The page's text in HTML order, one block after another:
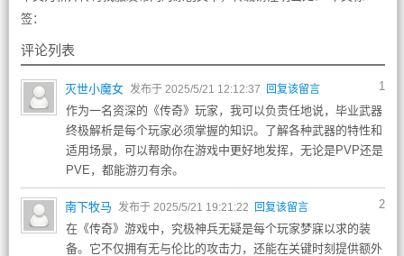
签：
评论列表
1
灭世小魔女 发布于 2025/5/21 12:12:37 回复该留言
作为一名资深的《传奇》玩家，我可以负责任地说，毕业武器
终极解析是每个玩家必须掌握的知识。了解各种武器的特性和
适用场景，可以帮助你在游戏中更好地发挥，无论是PVP还是
PVE，都能游刃有余。
2
南下牧马 发布于 2025/5/21 19:21:22 回复该留言
在《传奇》游戏中，究极神兵无疑是每个玩家梦寐以求的装
备。它不仅拥有无与伦比的攻击力，还能在关键时刻提供额外